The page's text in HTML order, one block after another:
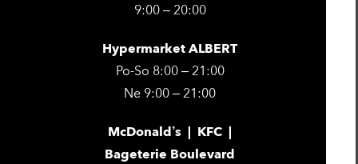
9:00 – 20:00
Hypermarket ALBERT
Po-So 8:00 – 21:00
Ne 9:00 – 21:00
McDonald’s | KFC |
Bageterie Boulevard